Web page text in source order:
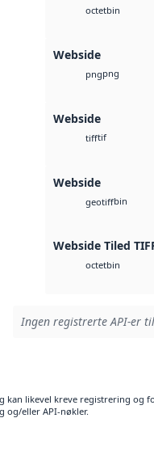
octetbin
Webside
pngpng
Webside
tifftif
Webside
geotiffbin
Webside Tiled
octetbin
Ingen registrerte API-er
likevel kreve registrering og
og/eller API-nøkler.